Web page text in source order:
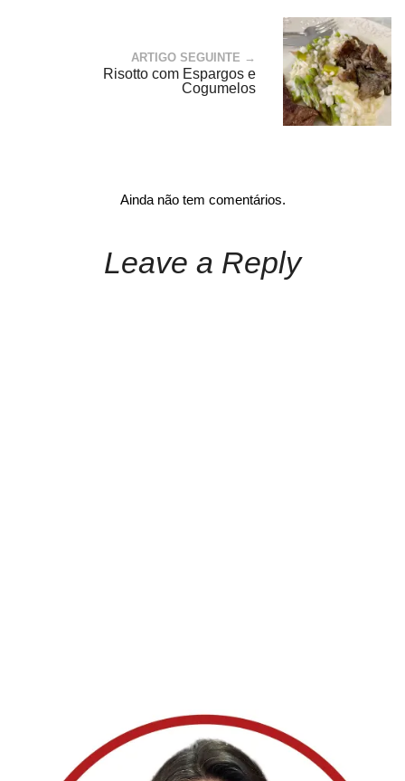
ARTIGO SEGUINTE →
Risotto com Espargos e
Cogumelos
Ainda não tem comentários.
Leave a Reply